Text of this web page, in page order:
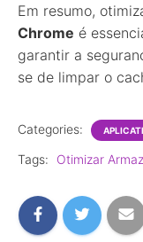
Em resumo,
Chrome é
garantir a
se de limpar o
Categories:
Tags: Otimizar